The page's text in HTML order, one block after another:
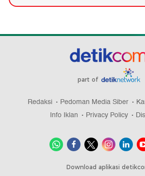
part of
Redaksi Pedoman Media Siber
Info Iklan
Privacy Policy
Download aplikasi